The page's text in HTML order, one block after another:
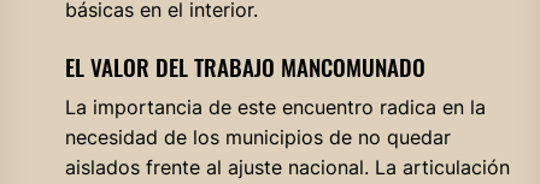
básicas en el interior.
EL VALOR DEL TRABAJO MANCOMUNADO
La importancia de este encuentro radica en la
necesidad de los municipios de no quedar
aislados frente al ajuste nacional. La articulación